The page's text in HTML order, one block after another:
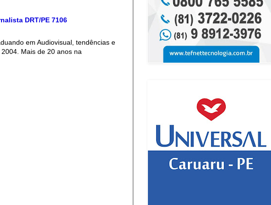
DRT/PE 7106
em Audiovisual, tendências e
Mais de 20 anos na